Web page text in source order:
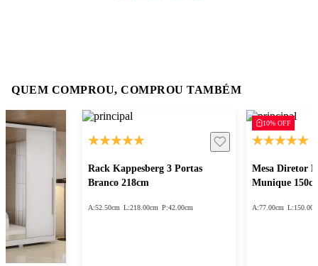
QUEM COMPROU, COMPROU TAMBÉM
Rack Kappesberg 3 Portas
Branco 218cm
A:52.50cm L:218.00cm P:42.00cm
10% OFF
Mesa Diretor
Munique
A:77.00cm L: